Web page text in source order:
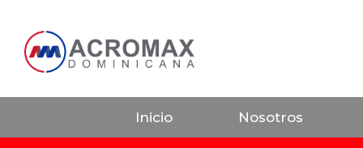
Inicio Nosotros